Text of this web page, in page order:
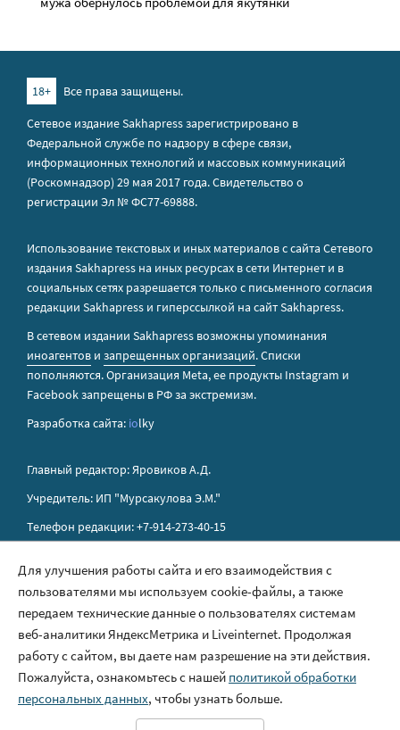
18+
Все права защищены.
Сетевое издание Sakhapress зарегистрировано в
Федеральной службе по надзору в сфере связи,
информационных технологий и массовых коммуникаций
(Роскомнадзор) 29 мая 2017 года. Свидетельство о
регистрации Эл № ФС77-69888.
Использование текстовых и иных материалов с сайта Сетевого
издания Sakhapress на иных ресурсах в сети Интернет и в
социальных сетях разрешается только с письменного согласия
редакции Sakhapress и гиперссылкой на сайт Sakhapress.
В сетевом издании Sakhapress возможны упоминания
иноагентов и запрещенных организаций. Списки
пополняются. Организация Metа, ее продукты Instagram и
Facebook запрещены в РФ за экстремизм.
Разработка сайта: iolky
Главный редактор: Яровиков А.Д.
Учредитель: ИП "Мурсакулова Э.М."
Телефон редакции: +7-914-273-40-15
Правила сайта
Политика обработки персональных данных
Размещение рекламы
Контакты
Для улучшения работы сайта и его взаимодействия с
пользователями мы используем cookie-файлы, а также
передаем технические данные о пользователях системам
веб-аналитики ЯндексМетрика и Liveinternet. Продолжая
работу с сайтом, вы даете нам разрешение на эти действия.
Пожалуйста, ознакомьтесь с нашей политикой обработки
персональных данных, чтобы узнать больше.